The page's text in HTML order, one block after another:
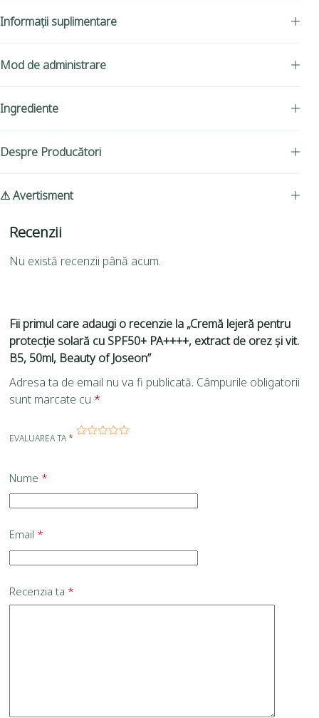
Informații suplimentare
Mod de administrare
Ingrediente
Despre Producători
⚠ Avertisment
Recenzii
Nu există recenzii până acum.
Fii primul care adaugi o recenzie la „Cremă lejeră pentru
protecție solară cu SPF50+ PA++++, extract de orez și vit.
B5, 50ml, Beauty of Joseon”
Adresa ta de email nu va fi publicată. Câmpurile obligatorii
sunt marcate cu *
EVALUAREA TA*
Nume *
Email *
Recenzia ta *